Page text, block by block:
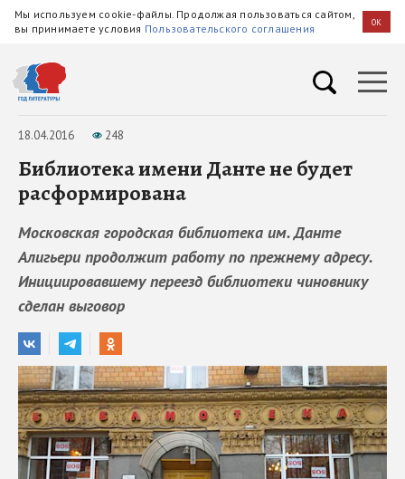
Мы используем cookie-файлы. Продолжая пользоваться сайтом,
вы принимаете условия Пользовательского соглашения OK
18.04.2016 248
Библиотека имени Данте не будет
расформирована
Московская городская библиотека им. Данте
Алигьери продолжит работу по прежнему адресу.
Инициировавшему переезд библиотеки чиновнику
сделан выговор